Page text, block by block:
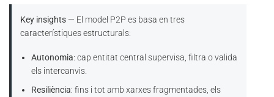
Key insights — El model P2P es basa en tres
característiques estructurals:
Autonomia: cap entitat central supervisa, filtra o valida
els intercanvis.
Resiliència: fins i tot amb xarxes fragmentades, els